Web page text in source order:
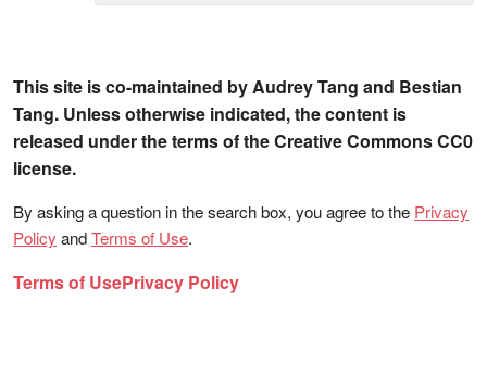
This site is co-maintained by Audrey Tang and Bestian
Tang. Unless otherwise indicated, the content is
released under the terms of the Creative Commons CC0
license.
By asking a question in the search box, you agree to the Privacy
Policy andTerms of Use.
Terms of UsePrivacy Policy